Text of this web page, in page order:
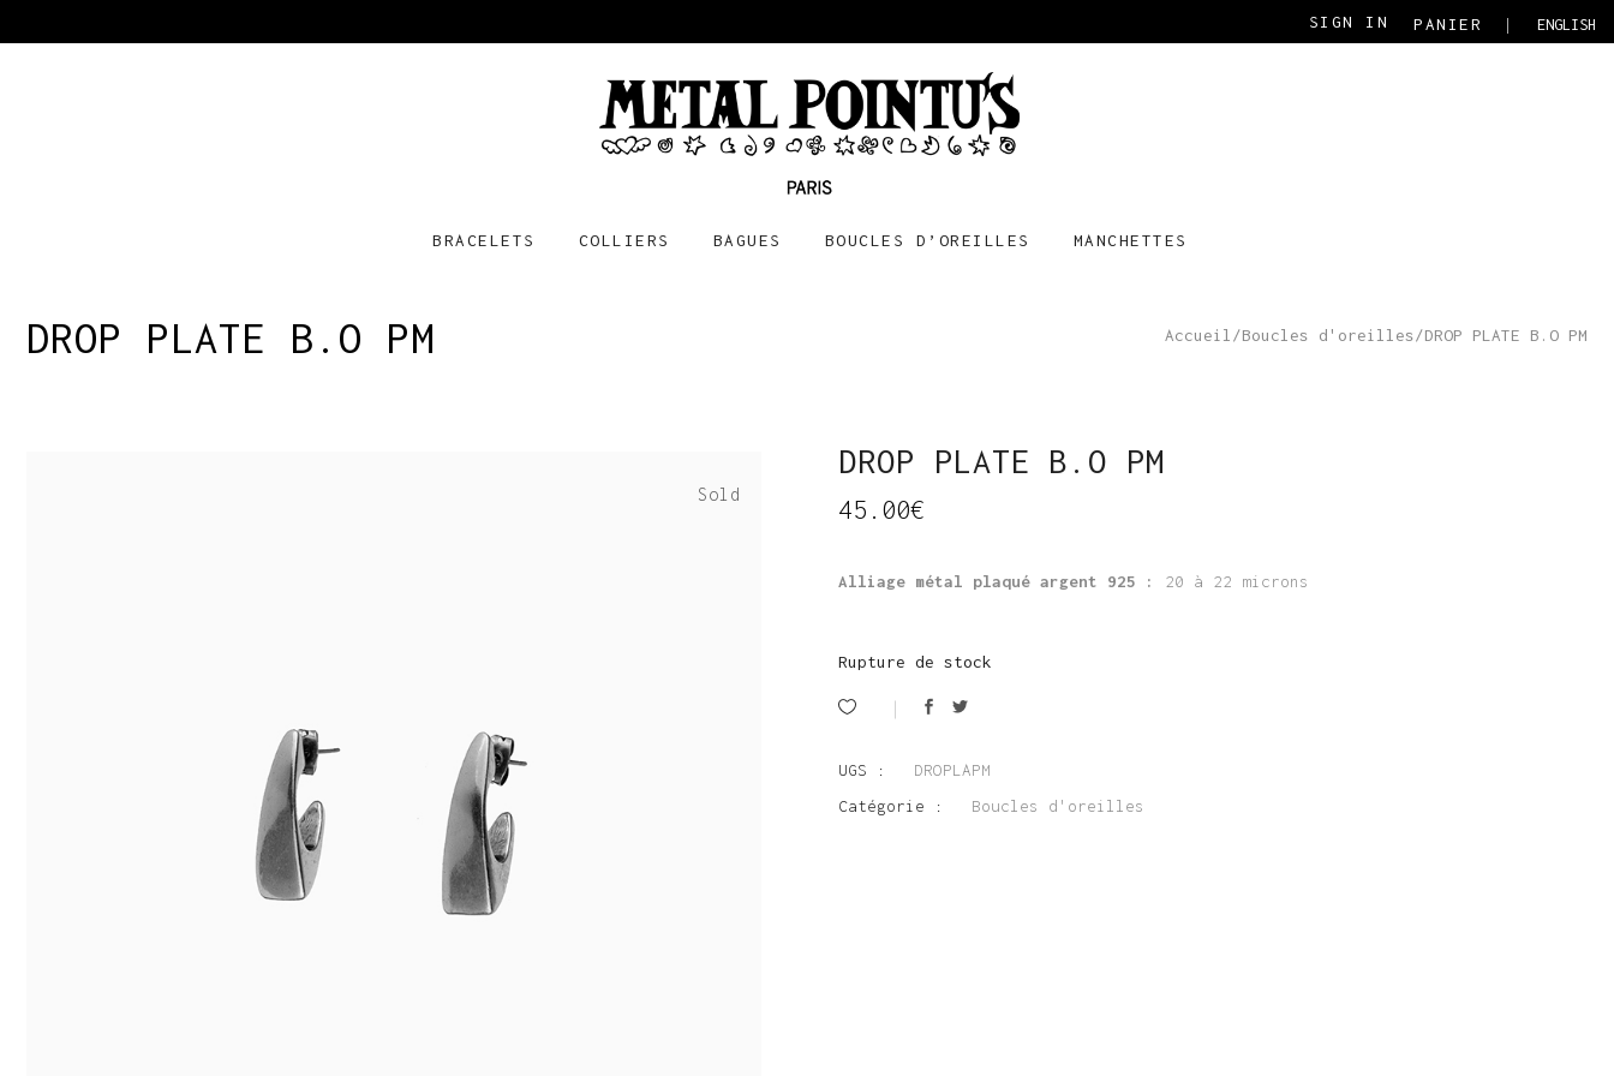
SIGN IN PANIER ENGLISH
BRACELETS COLLIERS BAGUES BOUCLES D’OREILLES MANCHETTES
DROP PLATE B.O PM Accueil /Boucles d'oreilles/DROP PLATE B.O PM
Sold
DROP PLATE B.O PM
45.00€
Alliage métal plaqué argent 925 : 20 à 22 microns
Rupture de stock
UGS :
DROPLAPM
Catégorie :
Boucles d'oreilles